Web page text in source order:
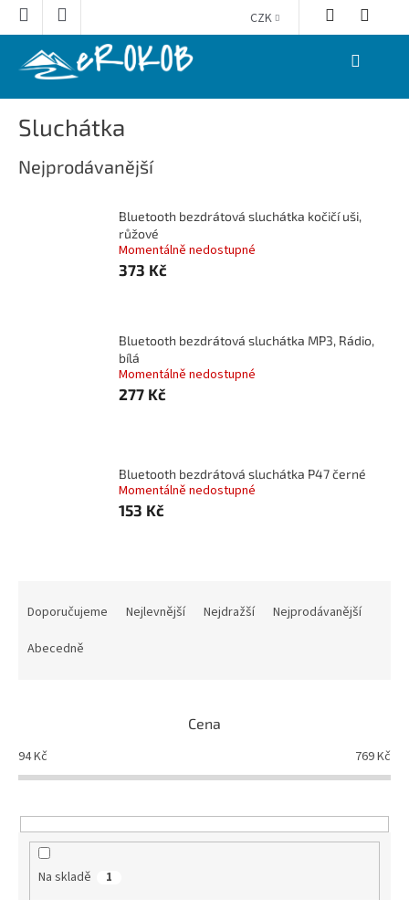
Přejít
CZK
NÁKUPNÍ
Sluchátka
Nejprodávanější
Bluetooth bezdrátová sluchátka kočičí uši,
růžové
Momentálně nedostupné
373 Kč
Bluetooth bezdrátová sluchátka MP3, Rádio,
bílá
Momentálně nedostupné
277 Kč
Bluetooth bezdrátová sluchátka P47 černé
Momentálně nedostupné
153 Kč
o
d
k
t
Doporučujeme Nejlevnější Nejdražší
Nejprodávanější
Abecedně
Cena
94Kč 769Kč
Na skladě 1